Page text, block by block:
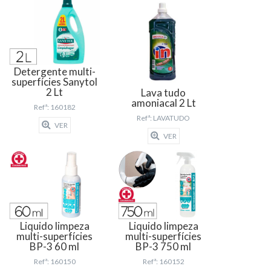
Detergente multi-
superfícies Sanytol
2 Lt
Refª: 160182
VER
Lava tudo
amoniacal 2 Lt
Refª: LAVATUDO
VER
Liquido limpeza
multi-superfícies
BP-3 60 ml
Refª: 160150
Liquido limpeza
multi-superfícies
BP-3 750 ml
Refª: 160152